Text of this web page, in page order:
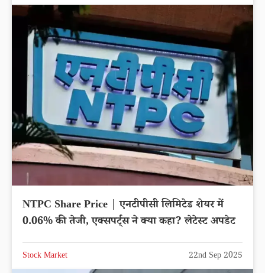
NTPC Share Price | एनटीपीसी लिमिटेड शेयर में
0.06% की तेजी, एक्सपर्ट्स ने क्या कहा? लेटेस्ट अपडेट
Stock Market 22nd Sep 2025